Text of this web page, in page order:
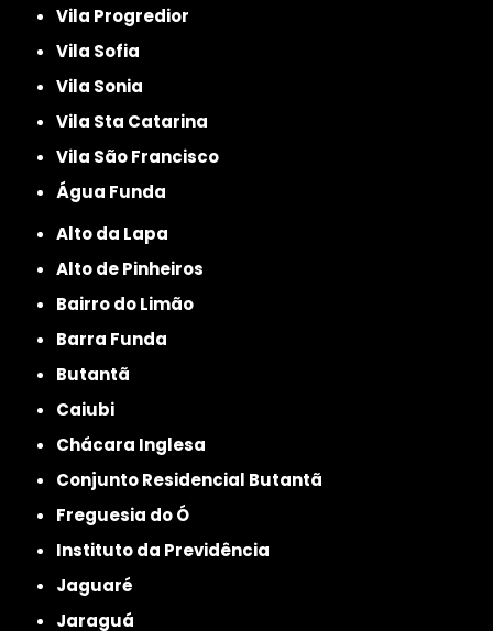
Vila Progredior
Vila Sofia
Vila Sonia
Vila Sta Catarina
Vila São Francisco
Água Funda
Alto da Lapa
Alto de Pinheiros
Bairro do Limão
Barra Funda
Butantã
Caiubi
Chácara Inglesa
Conjunto Residencial Butantã
Freguesia do Ó
Instituto da Previdência
Jaguaré
Jaraguá